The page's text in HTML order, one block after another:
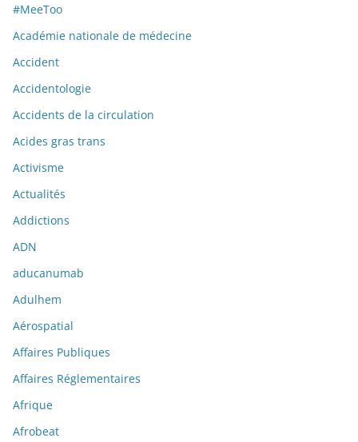
#MeeToo
Académie nationale de médecine
Accident
Accidentologie
Accidents de la circulation
Acides gras trans
Activisme
Actualités
Addictions
ADN
aducanumab
Adulhem
Aérospatial
Affaires Publiques
Affaires Réglementaires
Afrique
Afrobeat